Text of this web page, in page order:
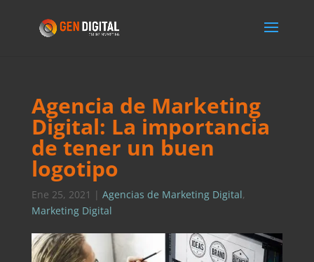
Agencia de Marketing
Digital: La importancia
de tener un buen
logotipo
Ene 25, 2021 | Agencias de Marketing Digital,
Marketing Digital